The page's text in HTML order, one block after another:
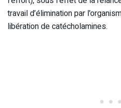
travail d’élimination par
libération de catécholamines.